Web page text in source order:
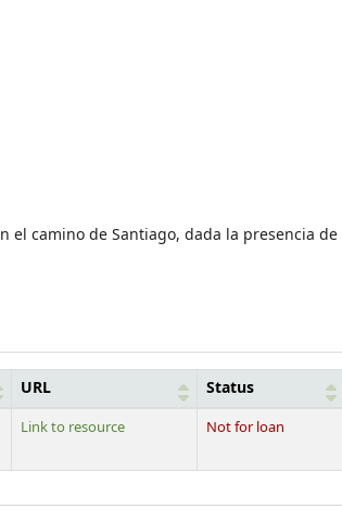
el camino de Santiago, dada la presencia de
URL Status
Link to resource Not for loan